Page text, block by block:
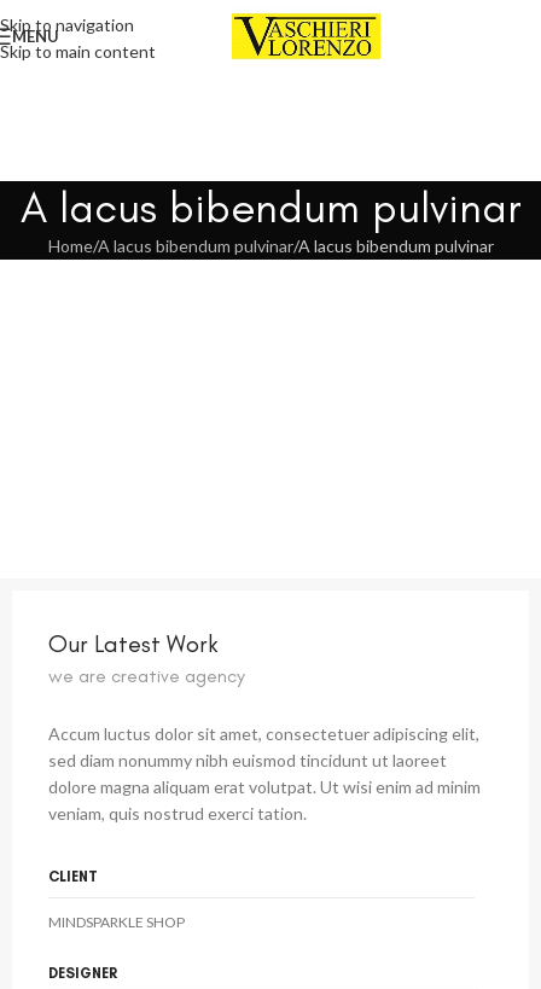
Skip to navigation
Skip to main content
MENU
A lacus bibendum pulvinar
Home A lacus bibendum pulvinar A lacus bibendum pulvinar
Our Latest Work
we are creative agency
Accum luctus dolor sit amet, consectetuer adipiscing elit,
sed diam nonummy nibh euismod tincidunt ut laoreet
dolore magna aliquam erat volutpat. Ut wisi enim ad minim
veniam, quis nostrud exerci tation.
CLIENT
MINDSPARKLE SHOP
DESIGNER